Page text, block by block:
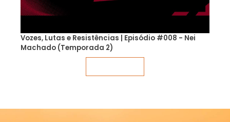
Vozes, Lutas e Resistências | Episódio #008 - Nei
Machado (Temporada 2)